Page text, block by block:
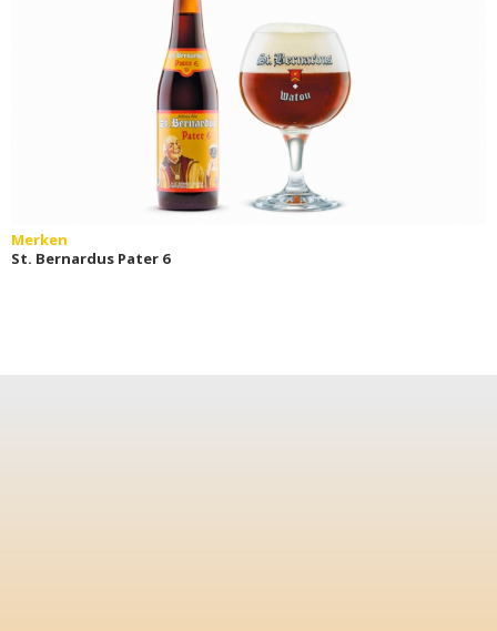
Merken
St. Bernardus Pater 6